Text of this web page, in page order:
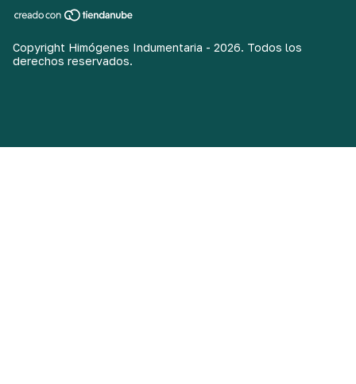
Copyright Himógenes Indumentaria - 2026. Todos los
derechos reservados.